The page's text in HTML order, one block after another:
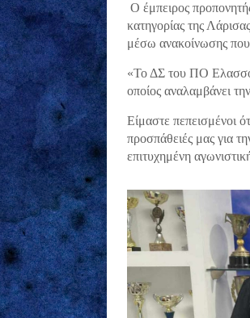
Ο έμπειρος
κατηγορίας της
μέσω ανακοίνωσης
«Το ΔΣ του ΠΟ
οποίος αναλαμβάνει
Είμαστε πεπεισμένοι
προσπάθειές μας για
επιτυχημένη